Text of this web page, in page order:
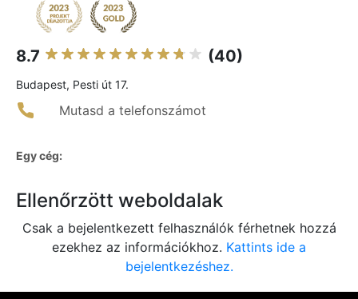
8.7 (40)
Budapest, Pesti út 17.
Mutasd a telefonszámot
Egy cég:
Ellenőrzött weboldalak
Csak a bejelentkezett felhasználók férhetnek hozzá
ezekhez az információkhoz. Kattints ide a
bejelentkezéshez.